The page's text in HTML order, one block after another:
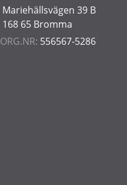
Mariehällsvägen 39 B
168 65 Bromma
ORG.NR: 556567-5286